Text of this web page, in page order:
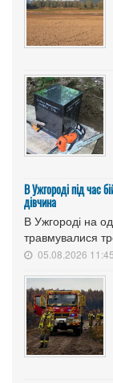
В Ужгороді під час
дівчина
В Ужгороді на
травмувалися
05.08.2026 11:45